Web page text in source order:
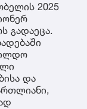
2025
გადაეცა.
და